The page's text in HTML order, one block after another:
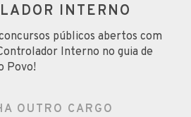
INTERNO
públicos abertos com
Interno no guia de
Povo!
OUTRO CARGO